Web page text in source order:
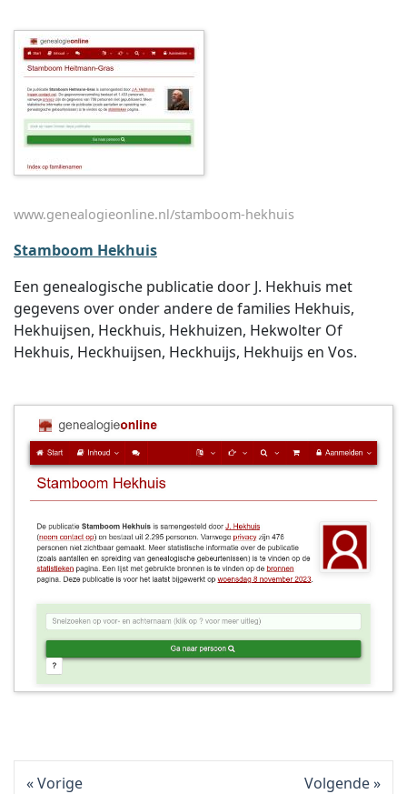
www.genealogieonline.nl/stamboom-hekhuis
Stamboom Hekhuis
Een genealogische publicatie door J. Hekhuis met
gegevens over onder andere de families Hekhuis,
Hekhuijsen, Heckhuis, Hekhuizen, Hekwolter Of
Hekhuis, Heckhuijsen, Heckhuijs, Hekhuijs en Vos.
Vorige Volgende